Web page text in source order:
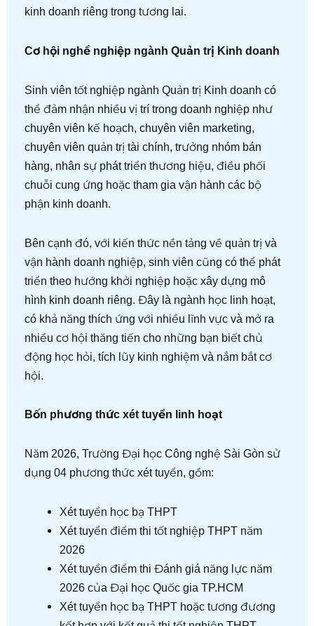
kinh doanh riêng trong tương lai.
Cơ hội nghề nghiệp ngành Quản trị Kinh doanh
Sinh viên tốt nghiệp ngành Quản trị Kinh doanh có
thể đảm nhận nhiều vị trí trong doanh nghiệp như
chuyên viên kế hoạch, chuyên viên marketing,
chuyên viên quản trị tài chính, trưởng nhóm bán
hàng, nhân sự phát triển thương hiệu, điều phối
chuỗi cung ứng hoặc tham gia vận hành các bộ
phận kinh doanh.
Bên cạnh đó, với kiến thức nền tảng về quản trị và
vận hành doanh nghiệp, sinh viên cũng có thể phát
triển theo hướng khởi nghiệp hoặc xây dựng mô
hình kinh doanh riêng. Đây là ngành học linh hoạt,
có khả năng thích ứng với nhiều lĩnh vực và mở ra
nhiều cơ hội thăng tiến cho những bạn biết chủ
động học hỏi, tích lũy kinh nghiệm và nắm bắt cơ
hội.
Bốn phương thức xét tuyển linh hoạt
Năm 2026, Trường Đại học Công nghệ Sài Gòn sử
dụng 04 phương thức xét tuyển, gồm:
Xét tuyển học bạ THPT
Xét tuyển điểm thi tốt nghiệp THPT năm
2026
Xét tuyển điểm thi Đánh giá năng lực năm
2026 của Đại học Quốc gia TP.HCM
Xét tuyển học bạ THPT hoặc tương đương